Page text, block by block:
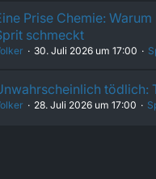
Prise Chemie:
schmeckt
30. Juli 2026 um 17:00
tödlich:
28. Juli 2026 um 17:00